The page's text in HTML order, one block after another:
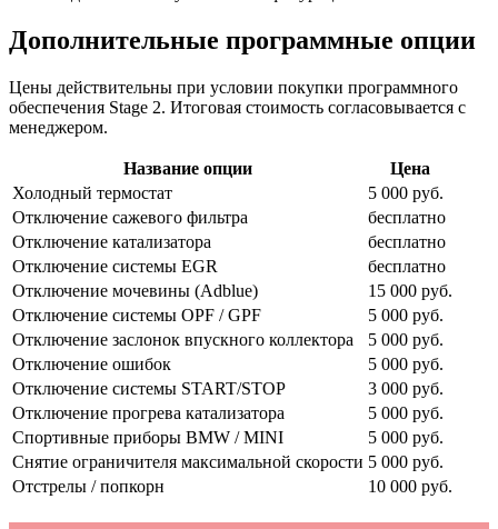
Дополнительные программные опции
Цены действительны при условии покупки программного
обеспечения Stage 2. Итоговая стоимость согласовывается с
менеджером.
Название опции
Цена
Холодный термостат
5 000 руб.
Отключение сажевого фильтра
бесплатно
Отключение катализатора
бесплатно
Отключение системы EGR
бесплатно
Отключение мочевины (Adblue)
15 000 руб.
Отключение системы OPF / GPF
5 000 руб.
Отключение заслонок впускного коллектора
5 000 руб.
Отключение ошибок
5 000 руб.
Отключение системы START/STOP
3 000 руб.
Отключение прогрева катализатора
5 000 руб.
Спортивные приборы BMW / MINI
5 000 руб.
Снятие ограничителя максимальной скорости 5 000 руб.
Отстрелы / попкорн
10 000 руб.